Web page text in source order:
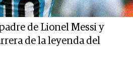
de Lionel Messi y
de la leyenda del